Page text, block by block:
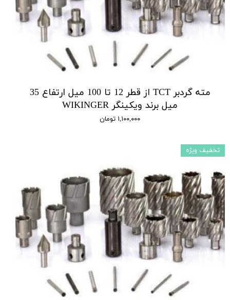
مته گردبر TCT از قطر 12 تا 100 میل ارتفاع 35
میل برند ویکینگر WIKINGER
۱,۱۰۰,۰۰۰ تومان
تخفیف ویژه